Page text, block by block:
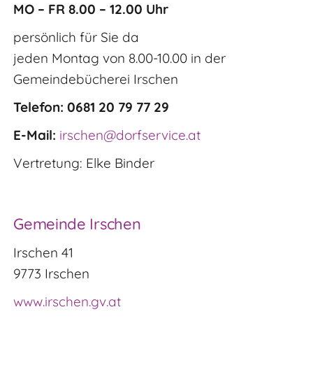
MO – FR 8.00 – 12.00 Uhr
persönlich für Sie da
jeden Montag von 8.00-10.00 in der
Gemeindebücherei Irschen
Telefon: 0681 20 79 77 29
E-Mail: irschen@dorfservice.at
Vertretung: Elke Binder
Gemeinde Irschen
Irschen 41
9773 Irschen
www.irschen.gv.at